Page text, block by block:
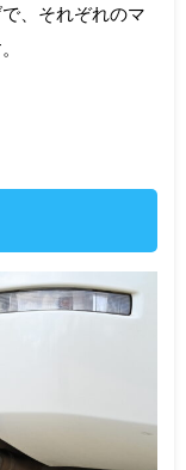
、それぞれのマ